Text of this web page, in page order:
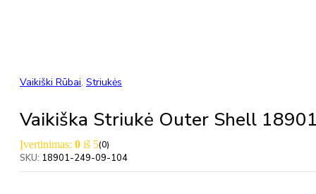
Vaikiški Rūbai, Striukės
Vaikiška Striukė Outer Shell
Įvertinimas: 0 iš 5(0)
SKU: 18901-249-09-104